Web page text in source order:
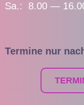
Sa.: 8.00 —
Termine nur